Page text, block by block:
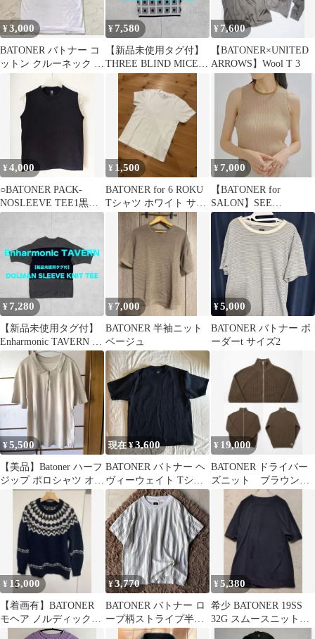
¥3,000
BATONER バトナー コ
ットン クルーネック T
シャツ ホワイト 日本
¥ 7,580
【新品未使用タグ付】
THREE BLIND MICE
ジャガードニット
¥ 7,600
【BATONER×UNITED
ARROWS】Wool T 3
¥4,000
○BATONER PACK-
NOSLEEVE TEE1黒現
行価格￥11000
¥ 1,500
BATONER for 6 ROKU
Tシャツ ホワイト サイ
¥ 7,000
【BATONER for
SALON】SEE
THROUGH TANK TOP
¥7,280
【新品未使用タグ付】
Enharmonic TAVERN ニ
ットTEE
¥ 7,000
BATONER 半袖ニット
ベージュ
¥5,000
BATONER バトナー ボ
ーダーt サイズ2
¥5,500
【美品】Batoner ハーフ
ジップ ポロシャツ オフ
ホワイト サイズ1
現在 ¥3,600
BATONER バトナー ヘ
ヴィーウェイト Tシャ
ツ 黒 2 Mサイズ相当
¥ 19,000
BATONER ドライバー
ズニット ブラウンカ
ーキ
¥ 15,000
【着画有】BATONER
モヘア ノルディックニ
¥3,770
BATONER バトナー ロ
ープ柄ストライプ半袖
Tシャツ ホワイト サイ
¥5,380
希少 BATONER 19SS
32G スムースニットT
シャツ ハイゲージ